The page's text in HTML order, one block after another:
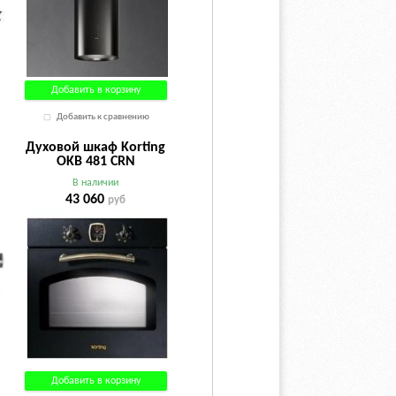
Добавить в корзину
Добавить к сравнению
Духовой шкаф Korting
OKB 481 CRN
В наличии
43 060 руб
Добавить в корзину